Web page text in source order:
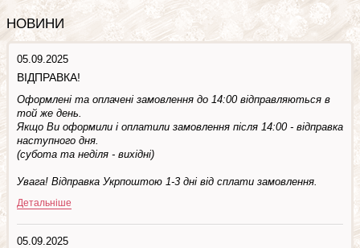
НОВИНИ
05.09.2025
ВІДПРАВКА!
Оформлені та оплачені замовлення до 14:00 відправляються в
той же день.
Якщо Ви оформили і оплатили замовлення після 14:00 - відправка
наступного дня.
(субота та недiля - вuхiднi)
Увага! Відправка Укрпоштою 1-3 дні від сплати замовлення.
Детальніше
05.09.2025